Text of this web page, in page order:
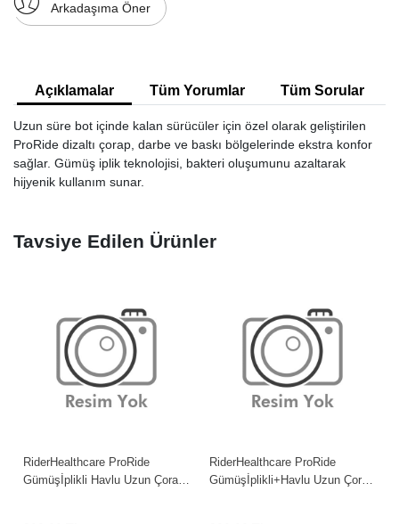
Arkadaşıma Öner
Açıklamalar Tüm Yorumlar Tüm Sorular
Uzun süre bot içinde kalan sürücüler için özel olarak geliştirilen
ProRide dizaltı çorap, darbe ve baskı bölgelerinde ekstra konfor
sağlar. Gümüş iplik teknolojisi, bakteri oluşumunu azaltarak
hijyenik kullanım sunar.
Tavsiye Edilen Ürünler
RiderHealthcare ProRide
Gümüşİplikli Havlu Uzun Çorap
RiderHealthcare ProRide
Gümüşİplikli+Havlu Uzun Çorap